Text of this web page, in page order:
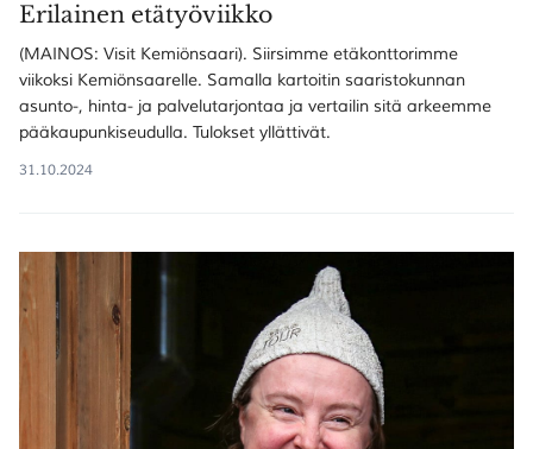
Erilainen etätyöviikko
(MAINOS: Visit Kemiönsaari). Siirsimme etäkonttorimme
viikoksi Kemiönsaarelle. Samalla kartoitin saaristokunnan
asunto-, hinta- ja palvelutarjontaa ja vertailin sitä arkeemme
pääkaupunkiseudulla. Tulokset yllättivät.
31.10.2024